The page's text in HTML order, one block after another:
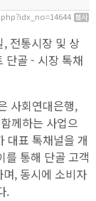
전통시장 및 상
단골 - 시장 톡채
사회연대은행,
께하는 사업으
대표 톡채널을 개
를 통해 단골 고객
, 동시에 소비자
.